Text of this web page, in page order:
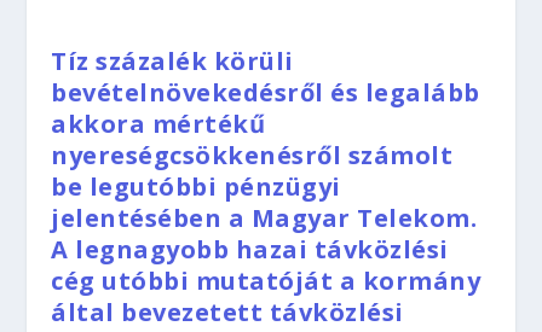
Tíz százalék körüli
bevételnövekedésről és legalább
akkora mértékű
nyereségcsökkenésről számolt
be legutóbbi pénzügyi
jelentésében a Magyar Telekom.
A legnagyobb hazai távközlési
cég utóbbi mutatóját a kormány
által bevezetett távközlési